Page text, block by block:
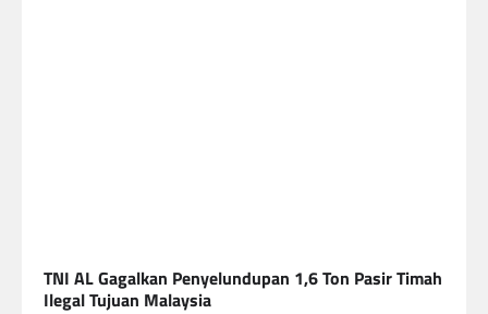
TNI AL Gagalkan Penyelundupan 1,6 Ton Pasir Timah
Ilegal Tujuan Malaysia